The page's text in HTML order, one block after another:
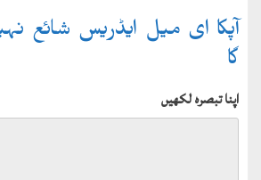
آپکا ای میل ایڈریس شائع
گا
اپنا تبصرہ لکھیں